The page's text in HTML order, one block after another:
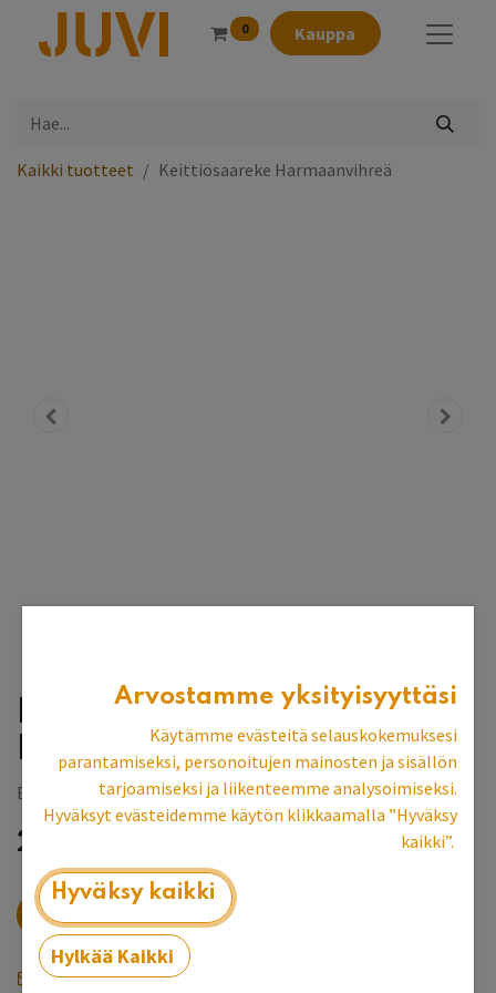
0 Kauppa
Kaikki tuotteet Keittiösaareke Harmaanvihreä
Keittiösaareke
Harmaanvihreä
Espoon myymälän esittelykpl
2 223,11
​Verkkokaupasta loppu, kysy myymälästä
Saat ilmoituksen kun tuotetta on jälleen varastossa
Arvostamme yksityisyyttäsi
Käytämme evästeitä selauskokemuksesi
parantamiseksi, personoitujen mainosten ja sisällön
tarjoamiseksi ja liikenteemme analysoimiseksi.
Hyväksyt evästeidemme käytön klikkaamalla ”Hyväksy
kaikki”.
Hyväksy kaikki
Hylkää Kaikki